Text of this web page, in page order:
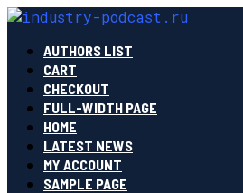
AUTHORS LIST
CART
CHECKOUT
FULL-WIDTH PAGE
HOME
LATEST NEWS
MY ACCOUNT
SAMPLE PAGE